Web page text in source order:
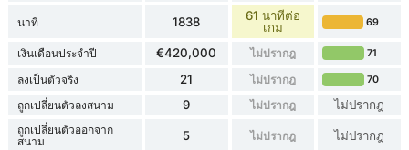
นาที 1838
61 นาทีต่อ
เกม
69
เงินเดือนประจำปี €420,000 ไม่ปรากฎ 71
ลงเป็นตัวจริง 21 ไม่ปรากฎ 70
ถูกเปลี่ยนตัวลงสนาม 9 ไม่ปรากฎ ไม่ปรากฎ
ถูกเปลี่ยนตัวออกจาก
สนาม
5 ไม่ปรากฎ ไม่ปรากฎ